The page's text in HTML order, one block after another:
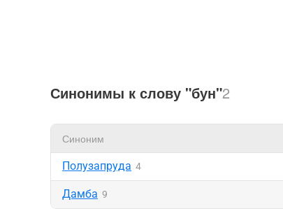
Синонимы к слову "бун"2
Синоним
Полузапруда 4
Дамба 9